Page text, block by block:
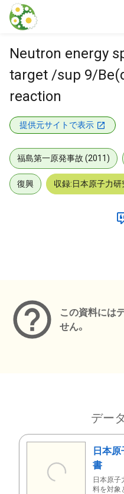
本文に飛ぶ
Neutron energy
target /sup 9/
reaction
提供元サイトで表示
福島第一原発事故 (2011)
復興 収録:日本原子力
この資料には
せん。
デー
日本
書
日本原子
料を対象